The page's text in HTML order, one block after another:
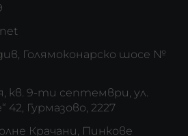
Голямоконарско шосе №
кв. 9-ти септември, ул.
42, Гурмазово, 2227
Крачани, Пинкове